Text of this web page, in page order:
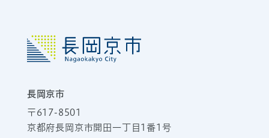
長岡京市
〒617-8501
京都府長岡京市開田一丁目1番1号